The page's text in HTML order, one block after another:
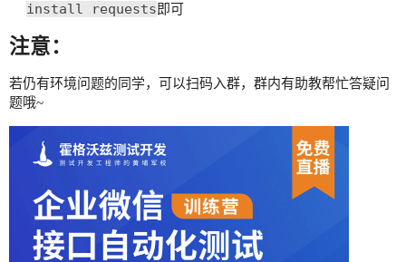
install requests即可
注意：
若仍有环境问题的同学，可以扫码入群，群内有助教帮忙答疑问
题哦~